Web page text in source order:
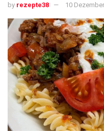
by rezepte38 10